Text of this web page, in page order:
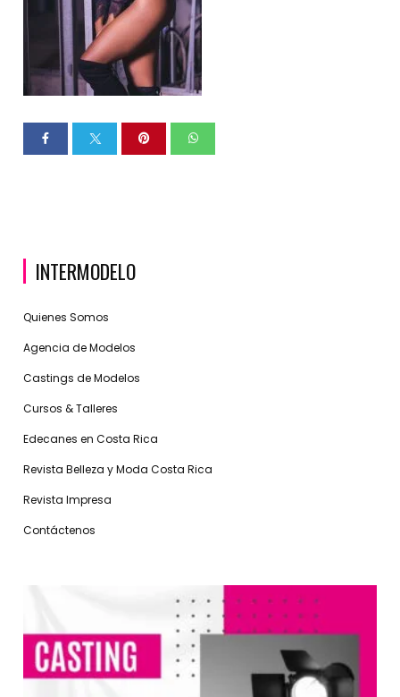
INTERMODELO
Quienes Somos
Agencia de Modelos
Castings de Modelos
Cursos & Talleres
Edecanes en Costa Rica
Revista Belleza y Moda Costa Rica
Revista Impresa
Contáctenos